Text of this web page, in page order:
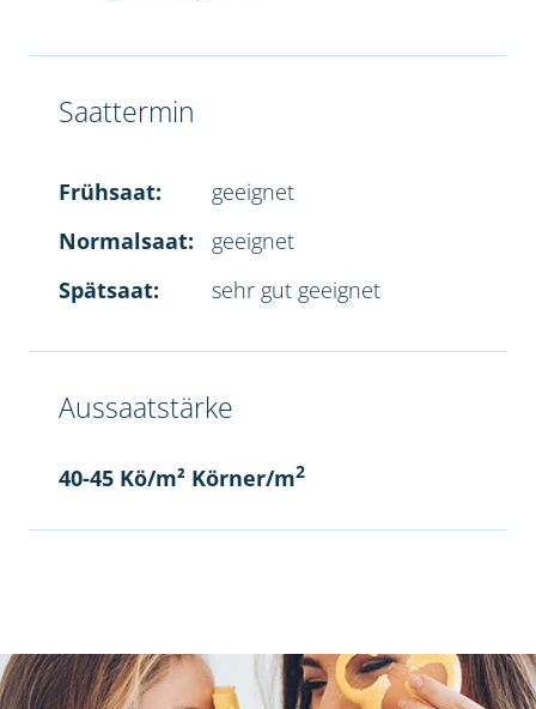
Saattermin
Frühsaat:
geeignet
Normalsaat:
geeignet
Spätsaat:
sehr gut geeignet
Aussaatstärke
40-45 Kö/m² Körner/m2